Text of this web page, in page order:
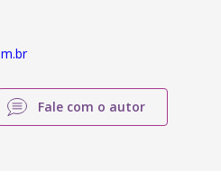
Fale com o autor